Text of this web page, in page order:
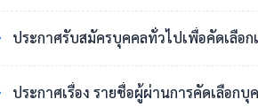
ประกาศรับสมัครบุคคลทั่วไปเพื่อคัดเลือ
ประกาศเรื่อง รายชื่อผู้ผ่านการคัดเลือก